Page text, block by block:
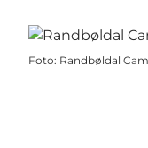
Foto: Randbøldal